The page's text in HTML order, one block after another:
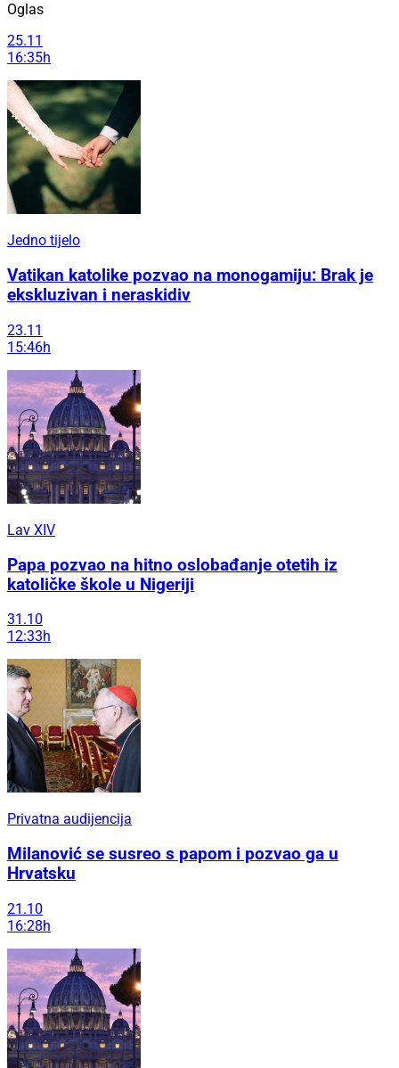
Oglas
25.11
16:35h
Jedno tijelo
Vatikan katolike pozvao na monogamiju: Brak je
ekskluzivan i neraskidiv
23.11
15:46h
Lav XIV
Papa pozvao na hitno oslobađanje otetih iz
katoličke škole u Nigeriji
31.10
12:33h
Privatna audijencija
Milanović se susreo s papom i pozvao ga u
Hrvatsku
21.10
16:28h